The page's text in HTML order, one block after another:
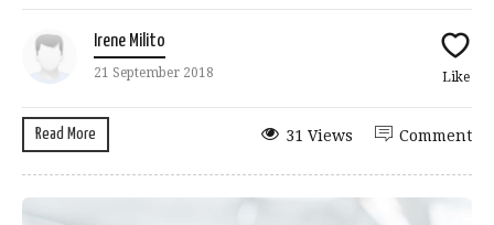
Irene Milito
21 September 2018 Like
Read More Comment
31 Views